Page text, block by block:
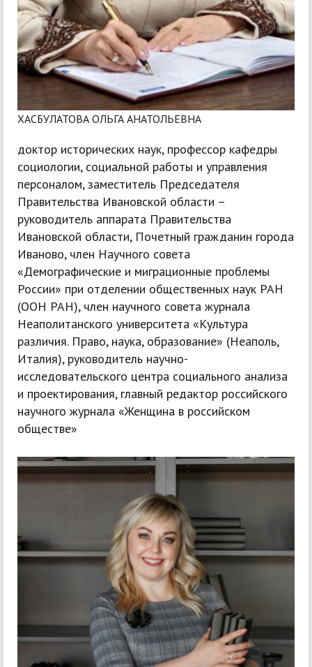
ХАСБУЛАТОВА ОЛЬГА АНАТОЛЬЕВНА
доктор исторических наук, профессор кафедры
социологии, социальной работы и управления
персоналом, заместитель Председателя
Правительства Ивановской области –
руководитель аппарата Правительства
Ивановской области, Почетный гражданин города
Иваново, член Научного совета
«Демографические и миграционные проблемы
России» при отделении общественных наук РАН
(ООН РАН), член научного совета журнала
Неаполитанского университета «Культура
различия. Право, наука, образование» (Неаполь,
Италия), руководитель научно-
исследовательского центра социального анализа
и проектирования, главный редактор российского
научного журнала «Женщина в российском
обществе»